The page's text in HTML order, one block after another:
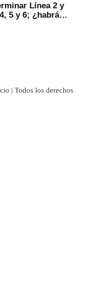
Línea 2 y
5 y 6; ¿habrá
| Todos los derechos